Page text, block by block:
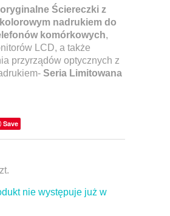
Ściereczki z
nadrukiem do
komórkowych,
LCD, a także
przyrządów optycznych z
Seria Limitowana
Save
nie występuje już w